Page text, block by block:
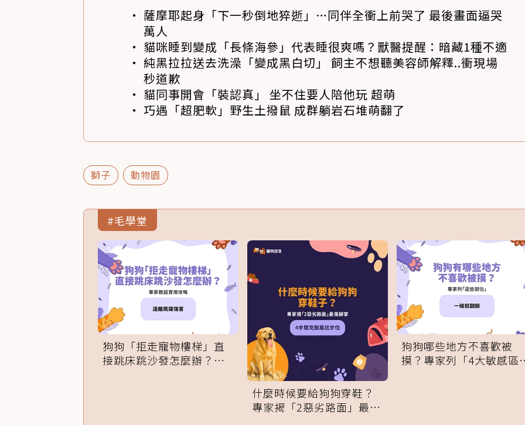
薩摩耶起身「下一秒倒地猝逝」…同伴全衝上前哭了 最後畫面逼哭
萬人
貓咪睡到變成「長條海參」代表睡很爽嗎？獸醫提醒：暗藏1種不適
純黑拉拉送去洗澡「變成黑白切」 飼主不想聽美容師解釋..衝現場
秒道歉
貓同事開會「裝認真」 坐不住要人陪他玩 超萌
巧遇「超肥軟」野生土撥鼠 成群躺岩石堆萌翻了
獅子 動物園
#毛學堂
狗狗「拒走寵物樓梯」直
接跳床跳沙發怎麼辦？專
什麼時候要給狗狗穿鞋？
專家揭「2惡劣路面」最傷
狗狗哪些地方不喜歡被
摸？專家列「4大敏感區